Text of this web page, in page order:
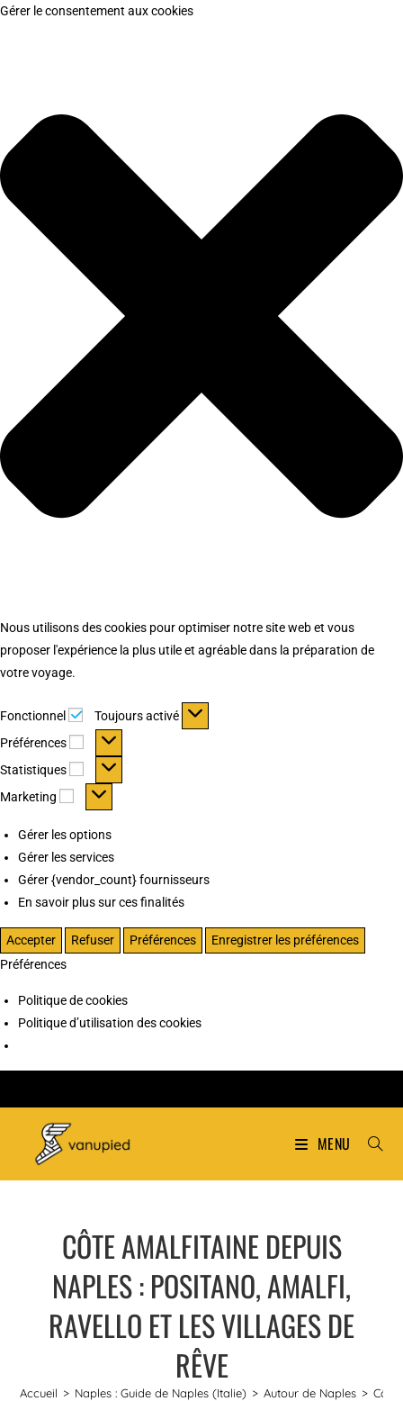
Gérer le consentement aux cookies
Nous utilisons des cookies pour optimiser notre site web et vous
proposer l'expérience la plus utile et agréable dans la préparation de
votre voyage.
Fonctionnel Fonctionnel
Toujours activé
Préférences
Préférences
Statistiques Statistiques
Marketing Marketing
Gérer les options
Gérer les services
Gérer {vendor_count} fournisseurs
En savoir plus sur ces finalités
Accepter Refuser Préférences
Enregistrer les préférences
Préférences
Politique de cookies
Politique d’utilisation des cookies
MENU
CÔTE AMALFITAINE DEPUIS
NAPLES : POSITANO, AMALFI,
RAVELLO ET LES VILLAGES DE
RÊVE
Accueil > Naples : Guide de Naples (Italie) > Autour de Naples > Côte